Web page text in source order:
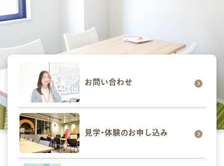
お問い合わせ
見学･体験のお申し込み